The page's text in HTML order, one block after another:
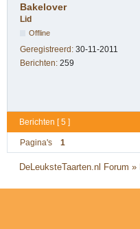
Bakelover
Lid
Offline
Geregistreerd: 30-11-2011
Berichten: 259
Berichten [ 5 ]
Pagina's 1
DeLeuksteTaarten.nl Forum »